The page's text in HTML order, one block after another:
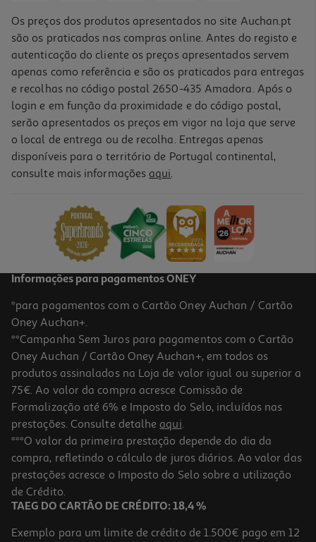
-17%
Recarga Dossier A4 Ambar Liso 100 Folhas 100g
Price reduced from
Recarga Dossier Oxford A4 Quadriculada 100+20 Folhas
4.29 €/un
4,29 €
Os preços dos produtos apresentados no site Auchan.pt
são os praticados nas compras online. Antes do registo e
autenticação do cliente os preços apresentados servem
apenas como referência e são os praticados para entregas
e recolhas no código postal 2650-435 Amadora. Após o
login e em função da proximidade e do código postal,
serão apresentados os preços em vigor na loja que serve
o local de entrega ou de recolha. Entregas apenas
disponíveis para o território de Portugal continental,
consulte mais informações aqui.
Informações para pagamentos ONEY
*para pagamentos com o Cartão Oney Auchan / Cartão
Oney Auchan+.
**Campanha Sem Juros para pagamentos com o Cartão
Oney Auchan / Cartão Oney Auchan+, em todos os
produtos assinalados na Loja de valor igual ou superior a
75€. Ao valor da compra acresce Comissão de
Formalização até 6% e Imposto do Selo, incluídos nas
prestações. Consulte detalhe aqui.
***O valor da primeira prestação depende do dia da
compra, refletindo o cálculo de juros diários. Ao valor das
prestações acresce o Imposto do Selo sobre a utilização
de Crédito.
TAEG DO CARTÃO DE CRÉDITO: 18,4 %
Exemplo para um limite de crédito de 1.500€ pago em 12